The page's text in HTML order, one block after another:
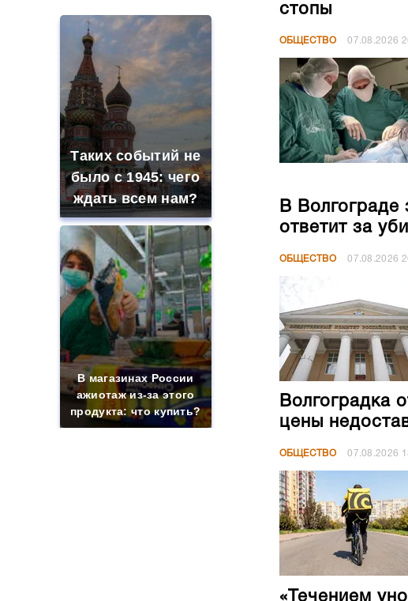
Таких событий не
было с 1945: чего
ждать всем нам?
В магазинах России
ажиотаж из-за этого
продукта: что купить?
стопы
ОБЩЕСТВО 07.08.2026
В
ответит за
ОБЩЕСТВО 07.08.2026
Волгоградка
цены
ОБЩЕСТВО 07.08.2026
«Течением